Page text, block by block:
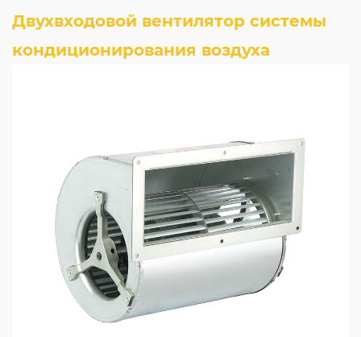
Двухвходовой вентилятор системы
кондиционирования воздуха